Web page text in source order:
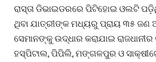
ରାସ୍ତା ଡିଭାଇଡରରେ ପିଟିହୋଇ ଓଲଟି
ଥିବା ଯାତ୍ରୀଙ୍କ ମଧ୍ୟରୁ ପ୍ରାୟ ୩୫ ଜଣ
ସେମାନଙ୍କୁ ଉଦ୍ଧାର କରାଯାଇ
ହସ୍ପିଟାଲ, ପିପିଲି, ମଙ୍ଗଳପୁର ଓ